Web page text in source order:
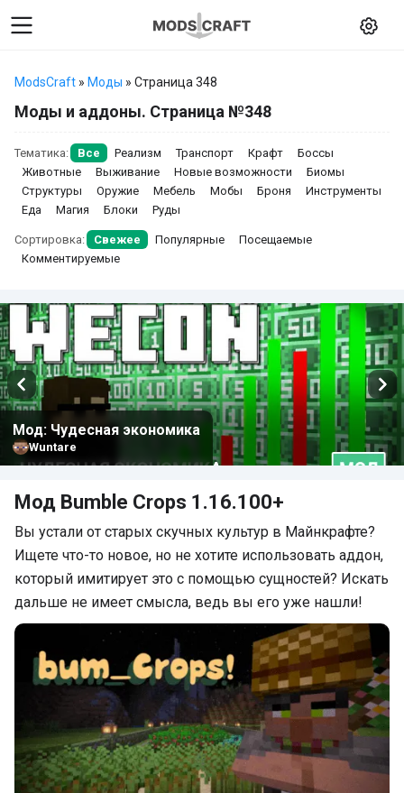
ModsCraft » Моды » Страница 348
Моды и аддоны. Страница №348
Тематика: Все Реализм Транспорт Крафт
Боссы
Животные
Выживание Новые возможности
Биомы
Структуры
Оружие Мебель Мобы Броня
Инструменты
Еда
Магия Блоки Руды
Сортировка: Свежее Популярные
Посещаемые
Комментируемые
Мод: Чудесная экономика
Wuntare
Мод Bumble Crops 1.16.100+
Вы устали от старых скучных культур в Майнкрафте?
Ищете что-то новое, но не хотите использовать аддон,
который имитирует это с помощью сущностей? Искать
дальше не имеет смысла, ведь вы его уже нашли!